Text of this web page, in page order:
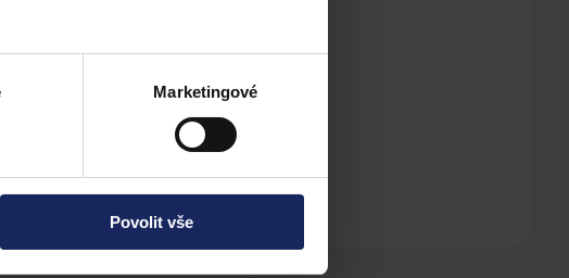
Marketingové
Povolit vše
Brno
Holandská 2
639 00 Brno
VIRTUÁLNÍ PROHLÍDKA→